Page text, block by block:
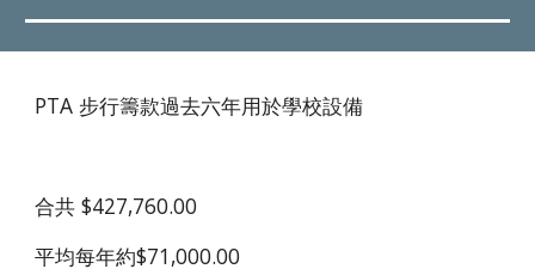
PTA 步行籌款過去六年用於學校設備
合共 $427,760.00
平均每年約$71,000.00